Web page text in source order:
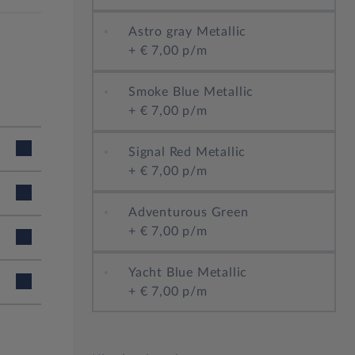
Astro gray Metallic
+
€ 7,00 p/m
Smoke Blue Metallic
+
€ 7,00 p/m
Signal Red Metallic
+
€ 7,00 p/m
Adventurous Green
+
€ 7,00 p/m
Yacht Blue Metallic
+
€ 7,00 p/m